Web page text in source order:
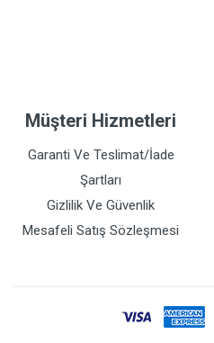
Müşteri Hizmetleri
Garanti Ve Teslimat/İade
Şartları
Gizlilik Ve Güvenlik
Mesafeli Satış Sözleşmesi